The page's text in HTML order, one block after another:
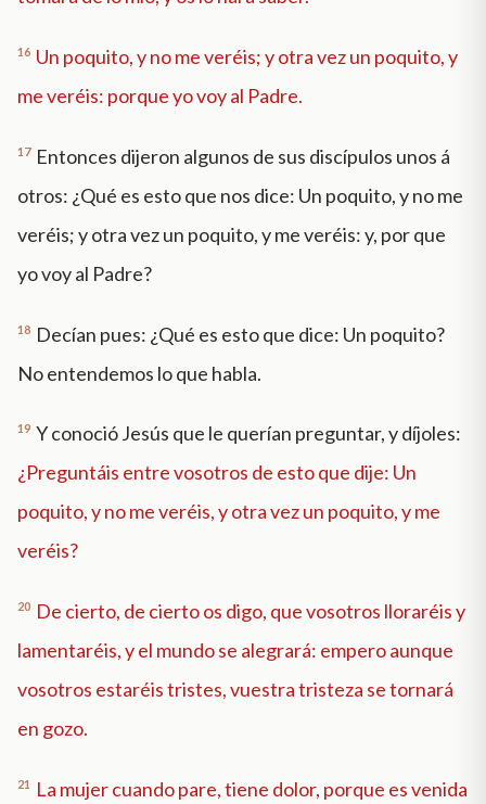
16 Un poquito, y no me veréis; y otra vez un poquito, y
me veréis: porque yo voy al Padre.
17 Entonces dijeron algunos de sus discípulos unos á
otros: ¿Qué es esto que nos dice: Un poquito, y no me
veréis; y otra vez un poquito, y me veréis: y, por que
yo voy al Padre?
18 Decían pues: ¿Qué es esto que dice: Un poquito?
No entendemos lo que habla.
19 Y conoció Jesús que le querían preguntar, y díjoles:
¿Preguntáis entre vosotros de esto que dije: Un
poquito, y no me veréis, y otra vez un poquito, y me
veréis?
20 De cierto, de cierto os digo, que vosotros lloraréis y
lamentaréis, y el mundo se alegrará: empero aunque
vosotros estaréis tristes, vuestra tristeza se tornará
en gozo.
21
La mujer cuando pare, tiene dolor, porque es venida